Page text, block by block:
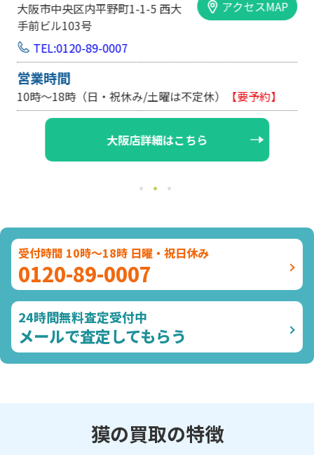
大阪市中央区内平野町1-1-5 西大
手前ビル103号
アクセスMAP
TEL:0120-89-0007
営業時間
10時～18時（日・祝休み/土曜は不定休） 【要予約】
大阪店詳細はこちら
受付時間 10時～18時 日曜・祝日休み
0120-89-0007
24時間無料査定受付中
メールで査定してもらう
獏の買取の特徴